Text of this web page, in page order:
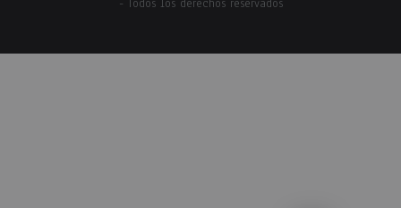
- Todos los derechos reservados